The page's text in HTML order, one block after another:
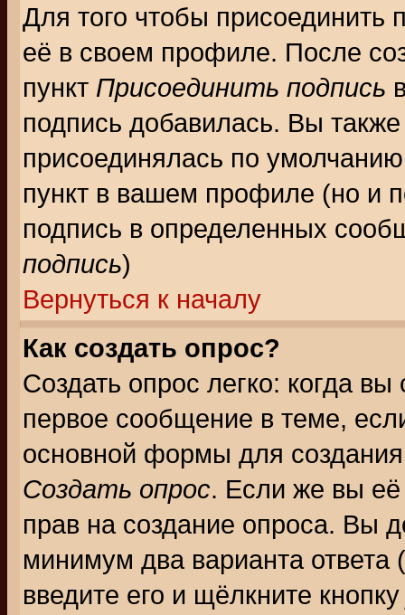
Для того чтобы присоединить
её в своем профиле. После
пункт Присоединить подпись
подпись добавилась. Вы
присоединялась по
пункт в вашем профиле (но и
подпись в определенных
подпись)
Вернуться к началу
Как создать опрос?
Создать опрос легко: когда
первое сообщение в теме,
основной формы для
Создать опрос. Если же вы её
прав на создание опроса. Вы
минимум два варианта ответа
введите его и щёлкните